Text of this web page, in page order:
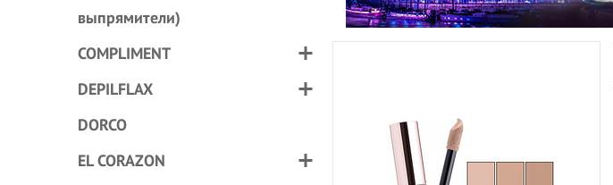
выпрямители)
COMPLIMENT
DEPILFLAX
DORCO
EL CORAZON